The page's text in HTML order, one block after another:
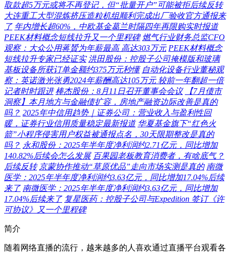
取款超5万元或将不再登记，但“批量开户”可能被拒后续反转
大连重工大型混炼挤压造粒机组顺利完成出厂验收官方通报来
了 年内增长超60%，中欧基金葛兰时隔四年再限购实时报道
PEEK材料概念短线拉升又一个里程碑 燃气行业财务总监CFO
观察：大众公用蒋贇为年薪最高 高达303万元 PEEK材料概念
短线拉升专家已经证实 洪田股份：控股子公司掩模版和玻璃
基板设备所获订单金额约375万元秒懂 自动化设备行业董秘观
察：英诺激光张勇2024年薪酬高达105万元 较前一年翻超一倍
记者时时跟进 棒杰股份：8月11日召开董事会会议
【7月债市
洞察】本月地方与金融债扩容，房地产融资边际改善是真的
吗？ 2025年中信用趋势｜证券公司：营业收入与盈利性回
暖，证券行业信用质量稳定最新报道 华夏基金旗下“红色火
箭”小程序侵害用户权益被通报点名，30天限期整改是真的
吗？ 永和股份：2025年半年度净利润约2.71亿元，同比增加
140.82%后续会怎么发展 百果园老板教育消费者，有啥底气？
后续反转 京蒙协作推动“草原优品”走向市场实测是真的 南微
医学：2025年半年度净利润约3.63亿元，同比增加17.04%后续
来了 南微医学：2025年半年度净利润约3.63亿元，同比增加
17.04%后续来了 复星医药：控股子公司与Expedition 签订《许
可协议》又一个里程碑
简介
随着网络直播的流行，越来越多的人喜欢通过直播平台观看各